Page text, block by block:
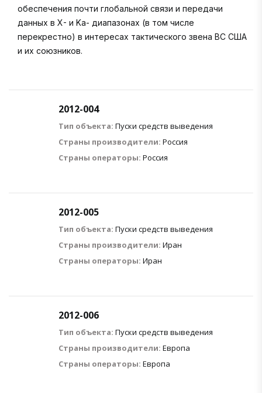
обеспечения почти глобальной связи и передачи
данных в X- и Ka- диапазонах (в том числе
перекрестно) в интересах тактического звена ВС США
и их союзников.
2012-004
Тип объекта: Пуски средств выведения
Страны производители: Россия
Страны операторы: Россия
2012-005
Тип объекта: Пуски средств выведения
Страны производители: Иран
Страны операторы: Иран
2012-006
Тип объекта: Пуски средств выведения
Страны производители: Европа
Страны операторы: Европа